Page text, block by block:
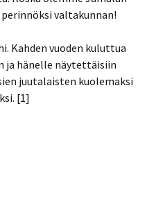
valtakunnan!
Kahden vuoden kuluttua
ja hänelle näytettäisiin
juutalaisten kuolemaksi
[1]